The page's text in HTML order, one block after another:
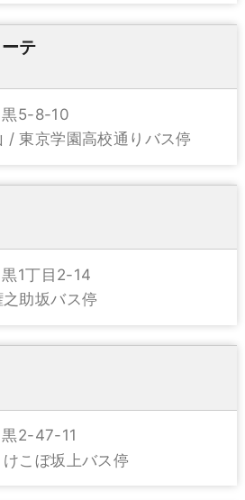
テ
黒5-8-10
/ 東京学園高校通りバス停
1丁目2-14
助坂バス停
2-47-11
こぼ坂上バス停